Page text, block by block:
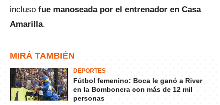
incluso fue manoseada por el entrenador en Casa
Amarilla.
MIRÁ TAMBIÉN
DEPORTES
Fútbol femenino: Boca le ganó a River
en la Bombonera con más de 12 mil
personas